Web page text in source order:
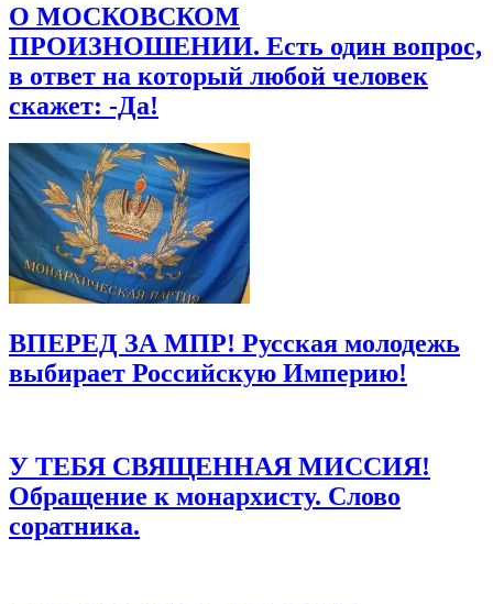
О МОСКОВСКОМ
ПРОИЗНОШЕНИИ. Есть один вопрос,
в ответ на который любой человек
скажет: -Да!
ВПЕРЕД ЗА МПР! Русская молодежь
выбирает Российскую Империю!
У ТЕБЯ СВЯЩЕННАЯ МИССИЯ!
Обращение к монархисту. Слово
соратника.